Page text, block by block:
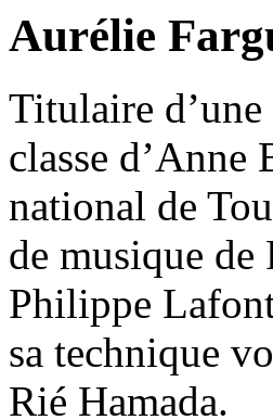
Aurélie
Titulaire
classe d’Anne
national de
de musique de
Philippe
sa technique
Rié Hamada.